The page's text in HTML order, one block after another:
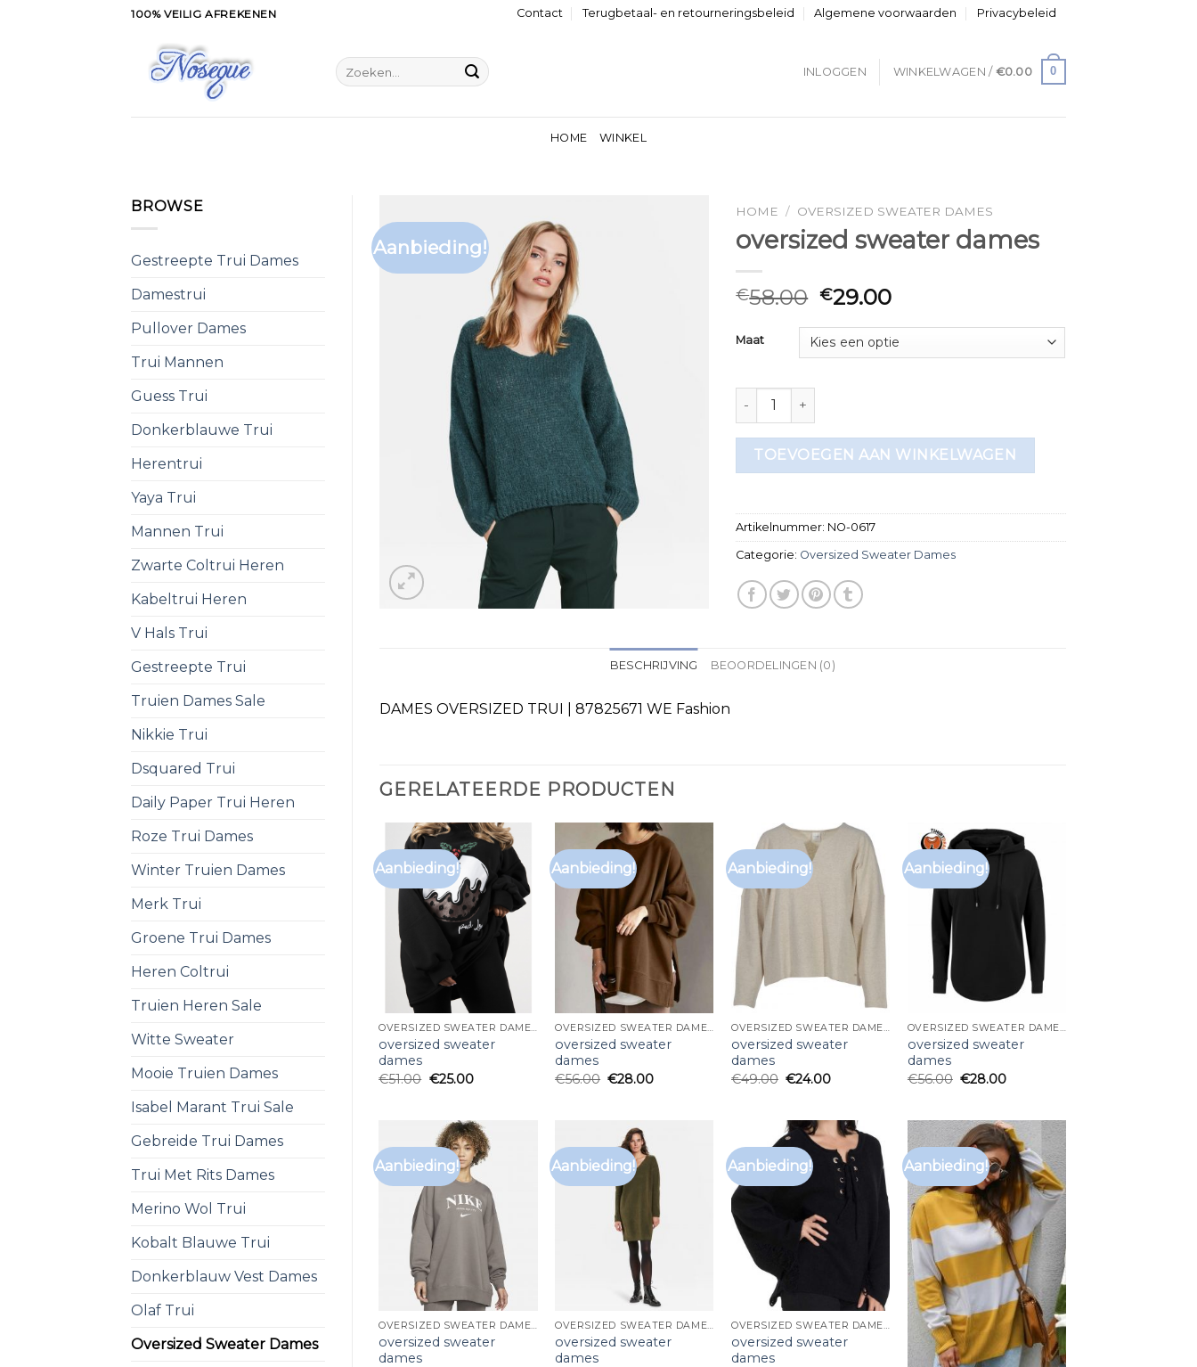
100% VEILIG AFREKENEN Contact Terugbetaal- en retourneringsbeleid Algemene voorwaarden Privacybeleid
Zoeken
naar:
INLOGGEN WINKELWAGEN / €0.00 0
HOME WINKEL
BROWSE
Gestreepte Trui Dames
Damestrui
Pullover Dames
Trui Mannen
Guess Trui
Donkerblauwe Trui
Herentrui
Yaya Trui
Mannen Trui
Zwarte Coltrui Heren
Kabeltrui Heren
V Hals Trui
Gestreepte Trui
Truien Dames Sale
Nikkie Trui
Dsquared Trui
Daily Paper Trui Heren
Roze Trui Dames
Winter Truien Dames
Merk Trui
Groene Trui Dames
Heren Coltrui
Truien Heren Sale
Witte Sweater
Mooie Truien Dames
Isabel Marant Trui Sale
Gebreide Trui Dames
Trui Met Rits Dames
Merino Wol Trui
Kobalt Blauwe Trui
Donkerblauw Vest Dames
Olaf Trui
Oversized Sweater Dames
Aanbieding!
HOME / OVERSIZED SWEATER DAMES
oversized sweater dames
€58.00 €29.00
Maat
oversized sweater dames aantal
TOEVOEGEN AAN WINKELWAGEN
Artikelnummer: NO-0617
Categorie: Oversized Sweater Dames
BESCHRIJVING BEOORDELINGEN (0)
DAMES OVERSIZED TRUI | 87825671 WE Fashion
GERELATEERDE PRODUCTEN
Aanbieding!
OVERSIZED SWEATER DAMES
oversized sweater
dames
€51.00 €25.00
Aanbieding!
OVERSIZED SWEATER DAMES
oversized sweater
dames
€56.00 €28.00
Aanbieding!
OVERSIZED SWEATER DAMES
oversized sweater
dames
€49.00 €24.00
Aanbieding!
OVERSIZED SWEATER DAMES
oversized sweater
dames
€56.00 €28.00
Aanbieding!
OVERSIZED SWEATER DAMES
oversized sweater
dames
Aanbieding!
OVERSIZED SWEATER DAMES
oversized sweater
dames
Aanbieding!
OVERSIZED SWEATER DAMES
oversized sweater
dames
Aanbieding!